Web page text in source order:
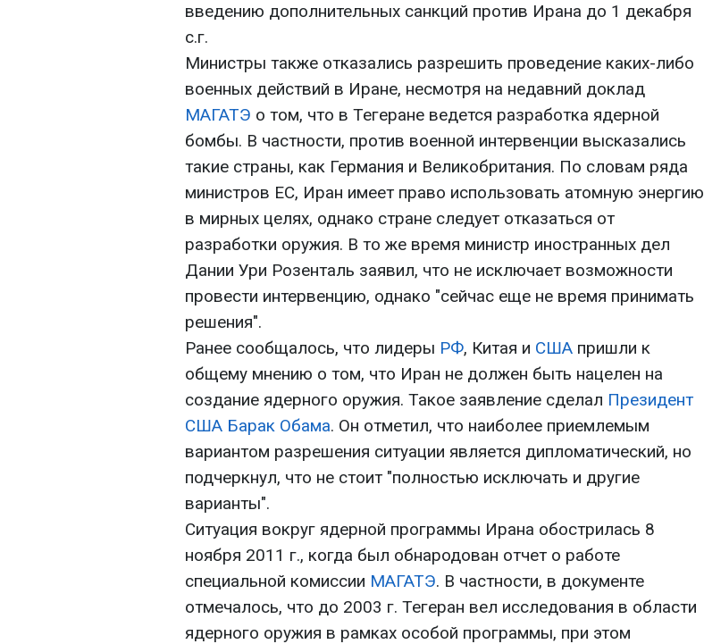
введению дополнительных санкций против Ирана до 1 декабря
с.г.
Министры также отказались разрешить проведение каких-либо
военных действий в Иране, несмотря на недавний доклад
МАГАТЭ о том, что в Тегеране ведется разработка ядерной
бомбы. В частности, против военной интервенции высказались
такие страны, как Германия и Великобритания. По словам ряда
министров ЕС, Иран имеет право использовать атомную энергию
в мирных целях, однако стране следует отказаться от
разработки оружия. В то же время министр иностранных дел
Дании Ури Розенталь заявил, что не исключает возможности
провести интервенцию, однако "сейчас еще не время принимать
решения".
Ранее сообщалось, что лидеры РФ, Китая и США пришли к
общему мнению о том, что Иран не должен быть нацелен на
создание ядерного оружия. Такое заявление сделал Президент
США Барак Обама. Он отметил, что наиболее приемлемым
вариантом разрешения ситуации является дипломатический, но
подчеркнул, что не стоит "полностью исключать и другие
варианты".
Ситуация вокруг ядерной программы Ирана обострилась 8
ноября 2011 г., когда был обнародован отчет о работе
специальной комиссии МАГАТЭ. В частности, в документе
отмечалось, что до 2003 г. Тегеран вел исследования в области
ядерного оружия в рамках особой программы, при этом